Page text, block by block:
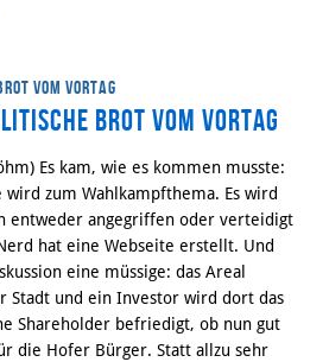
vom Vortag
Brot vom Vortag
Es kam, wie es kommen musste:
zum Wahlkampfthema. Es wird
entweder angegriffen oder verteidigt
hat eine Webseite erstellt. Und
eine müssige: das Areal
Stadt und ein Investor wird dort das
Shareholder befriedigt, ob nun gut
die Hofer Bürger. Statt allzu sehr